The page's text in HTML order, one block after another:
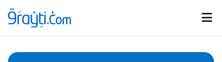
Catégories
Annonces bourses